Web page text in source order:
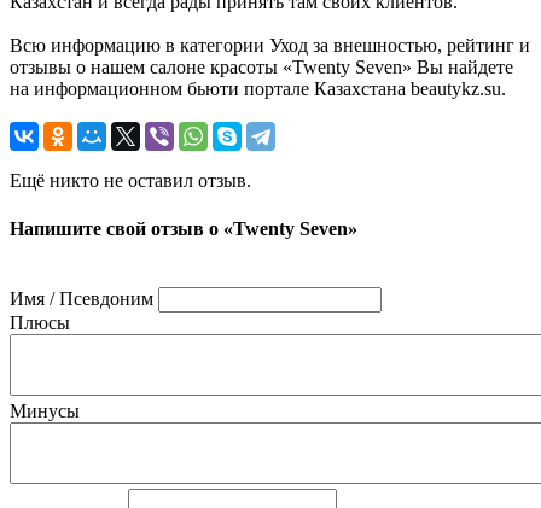
Всю информацию в категории Уход за внешностью, рейтинг и
отзывы о нашем салоне красоты «Twenty Seven» Вы найдете
на информационном бьюти портале Казахстана beautykz.su.
Ещё никто не оставил отзыв.
Напишите свой отзыв о «Twenty Seven»
Имя / Псевдоним
Плюсы
Минусы